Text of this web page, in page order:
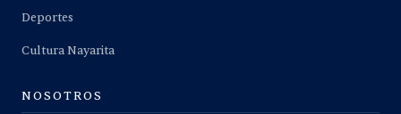
Deportes
Cultura Nayarita
NOSOTROS